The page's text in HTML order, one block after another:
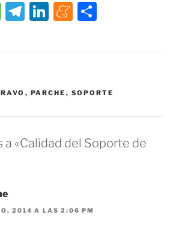
W
A
T
a
Li
dI
M
a
ar
, PARCHE , SOPORTE
a «Calidad del Soporte de
2014 A LAS 2:06 PM